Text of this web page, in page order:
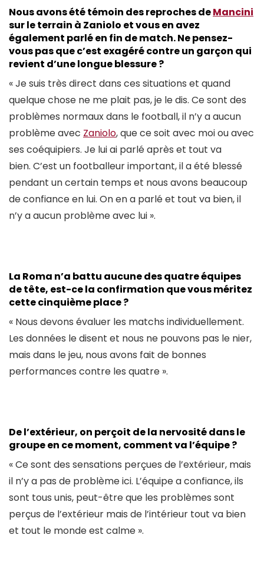
Nous avons été témoin des reproches deMancini
sur le terrain à Zaniolo et vous en avez
également parlé en fin de match. Ne pensez-
vous pas que c’est exagéré contre un garçon qui
revient d’une longue blessure ?
« Je suis très direct dans ces situations et quand
quelque chose ne me plait pas, je le dis. Ce sont des
problèmes normaux dans le football, il n’y a aucun
problème avec Zaniolo, que ce soit avec moi ou avec
ses coéquipiers. Je lui ai parlé après et tout va
bien. C’est un footballeur important, il a été blessé
pendant un certain temps et nous avons beaucoup
de confiance en lui. On en a parlé et tout va bien, il
n’y a aucun problème avec lui ».
La Roma n’a battu aucune des quatre équipes
de tête, est-ce la confirmation que vous méritez
cette cinquième place ?
« Nous devons évaluer les matchs individuellement.
Les données le disent et nous ne pouvons pas le nier,
mais dans le jeu, nous avons fait de bonnes
performances contre les quatre ».
De l’extérieur, on perçoit de la nervosité dans le
groupe en ce moment, comment va l’équipe ?
« Ce sont des sensations perçues de l’extérieur, mais
il n’y a pas de problème ici. L’équipe a confiance, ils
sont tous unis, peut-être que les problèmes sont
perçus de l’extérieur mais de l’intérieur tout va bien
et tout le monde est calme ».